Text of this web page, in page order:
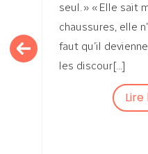
seul. » « Elle sait
chaussures, elle
faut qu’il
les discour[...]